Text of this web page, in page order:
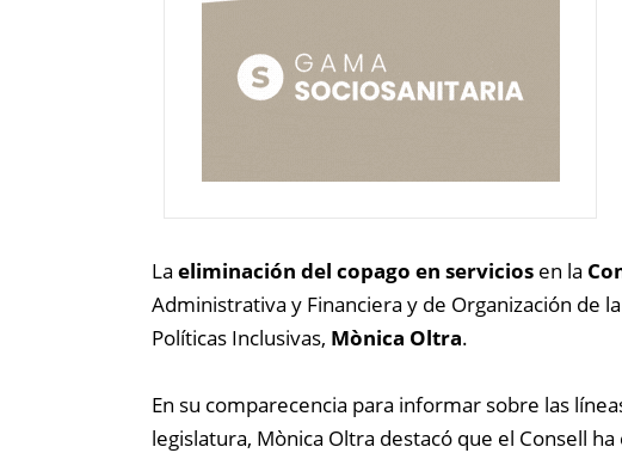
La eliminación del copago en servicios en la
Administrativa y Financiera y de Organización de
Políticas Inclusivas, Mònica Oltra.
En su comparecencia para informar sobre las
legislatura, Mònica Oltra destacó que el Consell